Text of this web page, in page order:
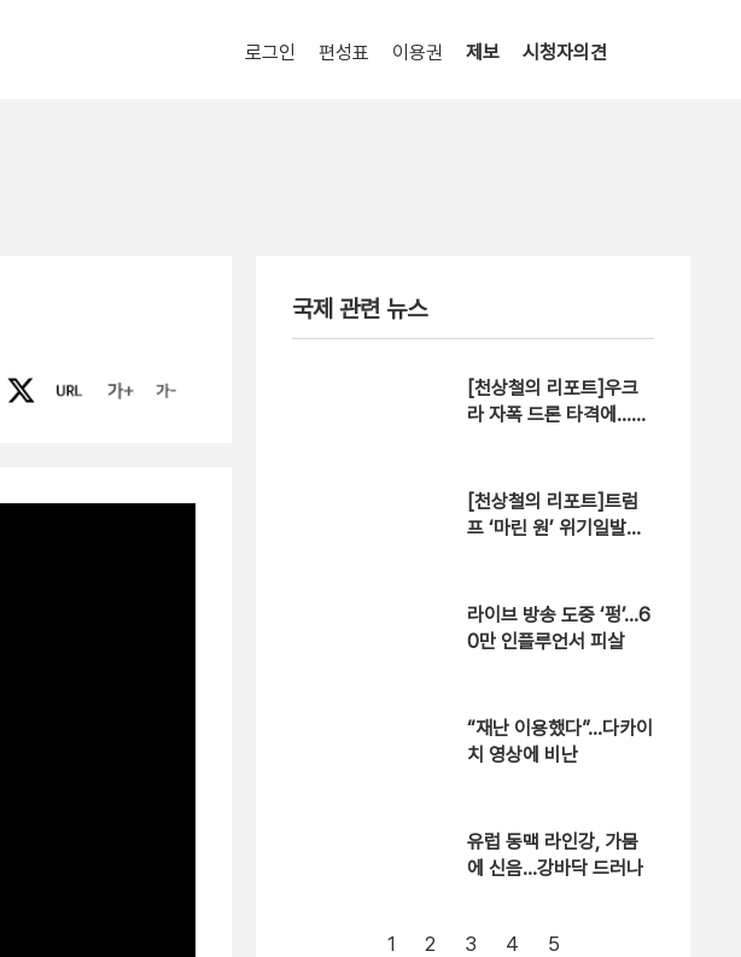
로그인 편성표 이용권 제보 시청자의견
국제 관련 뉴스
[천상철의 리포트]우크
라 자폭 드론 타격에…러
[천상철의 리포트]트럼
프 ‘마린 원’ 위기일발…
라이브 방송 도중 ‘펑’…6
0만 인플루언서 피살
“재난 이용했다”…다카이
치 영상에 비난
유럽 동맥 라인강, 가뭄
에 신음…강바닥 드러나
1 2 3 4 5